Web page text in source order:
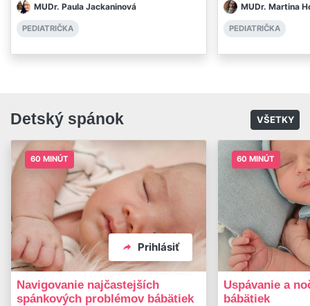
MUDr. Paula Jackaninová
PEDIATRIČKA
MUDr. Martina
PEDIATRIČKA
Detský spánok VŠETKY
60 MINÚT
Prihlásiť
Navigovanie najčastejších
spánkových problémov bábätiek
60 MINÚT
Uspávanie a
bábätiek